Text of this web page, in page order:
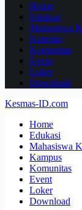
Home
Edukasi
Mahasiswa
Kampus
Komunitas
Event
Loker
Download
Kesmas-ID.com
Home
Edukasi
Mahasiswa
Kampus
Komunitas
Event
Loker
Download